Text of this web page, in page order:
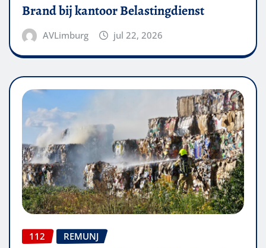
Brand bij kantoor Belastingdienst
AVLimburg jul 22, 2026
112 REMUNJ